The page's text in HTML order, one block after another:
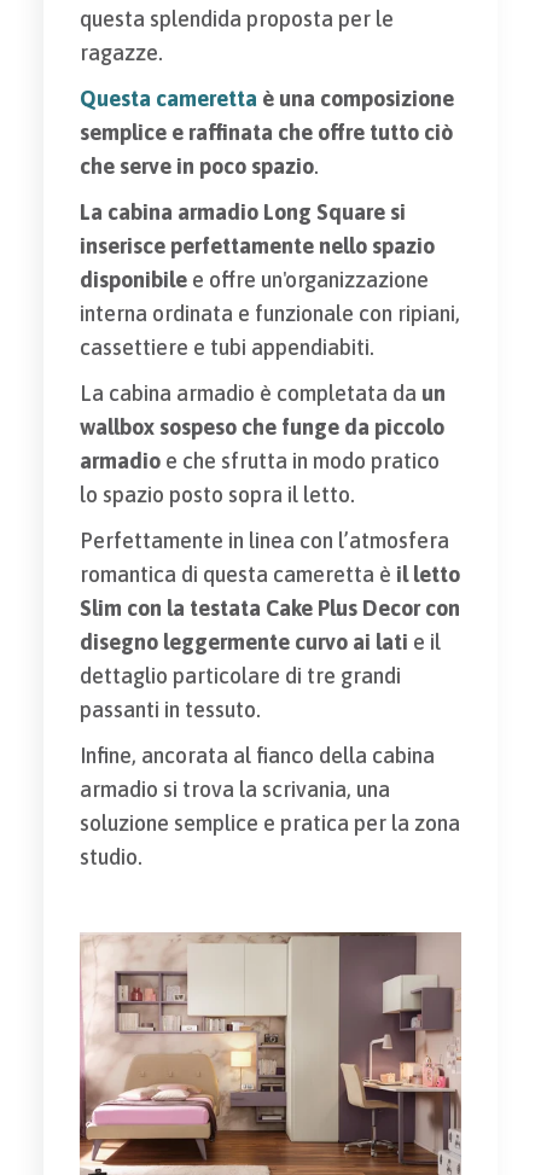
questa splendida proposta per le
ragazze.
Questa cameretta è una composizione
semplice e raffinata che offre tutto ciò
che serve in poco spazio.
La cabina armadio Long Square si
inserisce perfettamente nello spazio
disponibilee offre un'organizzazione
interna ordinata e funzionale con ripiani,
cassettiere e tubi appendiabiti.
La cabina armadio è completata da un
wallbox sospeso che funge da piccolo
armadioe che sfrutta in modo pratico
lo spazio posto sopra il letto.
Perfettamente in linea con l’atmosfera
romantica di questa cameretta è il letto
Slim con la testata Cake Plus Decor con
disegno leggermente curvo ai lati e il
dettaglio particolare di tre grandi
passanti in tessuto.
Infine, ancorata al fianco della cabina
armadio si trova la scrivania, una
soluzione semplice e pratica per la zona
studio.